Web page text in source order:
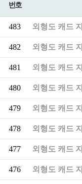
번호
483 외형도 캐드
482 외형도 캐드
481 외형도 캐드
480 외형도 캐드
479 외형도 캐드
478 외형도 캐드
477 외형도 캐드
476 외형도 캐드